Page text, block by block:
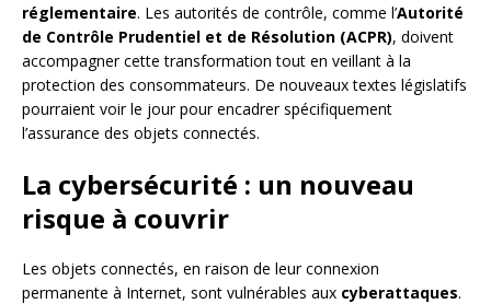
réglementaire. Les autorités de contrôle, comme l’Autorité
de Contrôle Prudentiel et de Résolution (ACPR), doivent
accompagner cette transformation tout en veillant à la
protection des consommateurs. De nouveaux textes législatifs
pourraient voir le jour pour encadrer spécifiquement
l’assurance des objets connectés.
La cybersécurité : un nouveau
risque à couvrir
Les objets connectés, en raison de leur connexion
permanente à Internet, sont vulnérables aux cyberattaques.